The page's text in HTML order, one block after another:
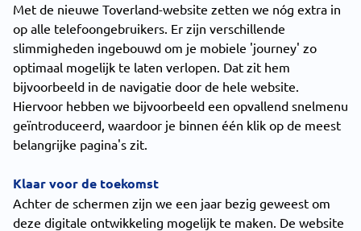
Met de nieuwe Toverland-website zetten we nóg extra in
op alle telefoongebruikers. Er zijn verschillende
slimmigheden ingebouwd om je mobiele 'journey' zo
optimaal mogelijk te laten verlopen. Dat zit hem
bijvoorbeeld in de navigatie door de hele website.
Hiervoor hebben we bijvoorbeeld een opvallend snelmenu
geïntroduceerd, waardoor je binnen één klik op de meest
belangrijke pagina's zit.
Klaar voor de toekomst
Achter de schermen zijn we een jaar bezig geweest om
deze digitale ontwikkeling mogelijk te maken. De website